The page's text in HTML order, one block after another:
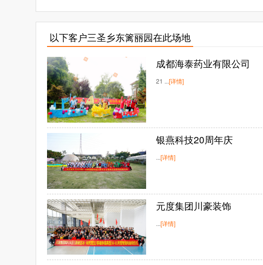
以下客户三圣乡东篱丽园在此场地
成都海泰药业有限公司
21 ...[详情]
银燕科技20周年庆
...[详情]
元度集团川豪装饰
...[详情]